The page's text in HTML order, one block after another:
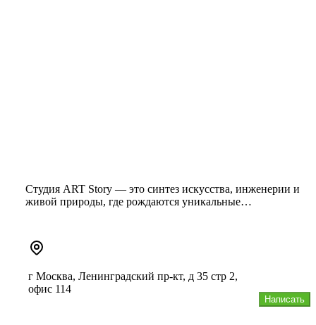
Студия ART Story — это синтез искусства, инженерии и
живой природы, где рождаются уникальные
Написать
г Москва, Ленинградский пр-кт, д 35 стр 2,
офис 114